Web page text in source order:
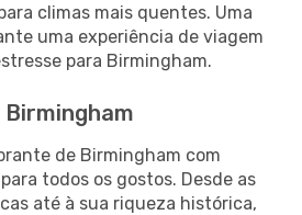
climas mais quentes. Uma
uma experiência de viagem
para Birmingham.
de Birmingham com
todos os gostos. Desde as
até à sua riqueza histórica,